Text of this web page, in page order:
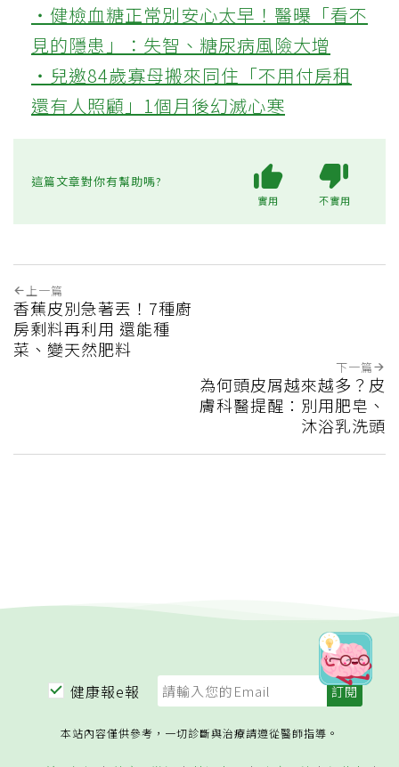
‧健檢血糖正常別安心太早！醫曝「看不
見的隱患」：失智、糖尿病風險大增
‧兒邀84歲寡母搬來同住「不用付房租
還有人照顧」1個月後幻滅心寒
這篇文章對你有幫助嗎?
實用 不實用
上一篇
香蕉皮別急著丟！7種廚
房剩料再利用 還能種
菜、變天然肥料
下一篇
為何頭皮屑越來越多？皮
膚科醫提醒：別用肥皂、
沐浴乳洗頭
健康報e報
本站內容僅供參考，一切診斷與治療請遵從醫師指導。